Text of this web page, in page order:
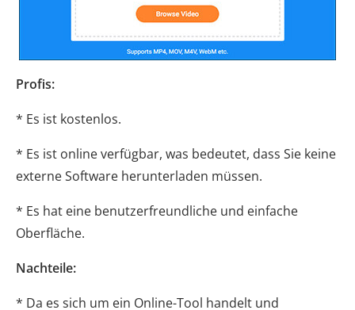
Profis:
* Es ist kostenlos.
* Es ist online verfügbar, was bedeutet, dass Sie keine
externe Software herunterladen müssen.
* Es hat eine benutzerfreundliche und einfache
Oberfläche.
Nachteile:
* Da es sich um ein Online-Tool handelt und